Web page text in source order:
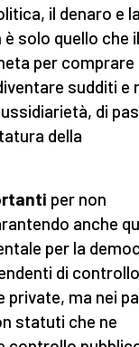
il denaro e
solo quello che
per comprare
sudditi e
di
della
per non
anche
per la
di
private, ma nei
statuti che ne